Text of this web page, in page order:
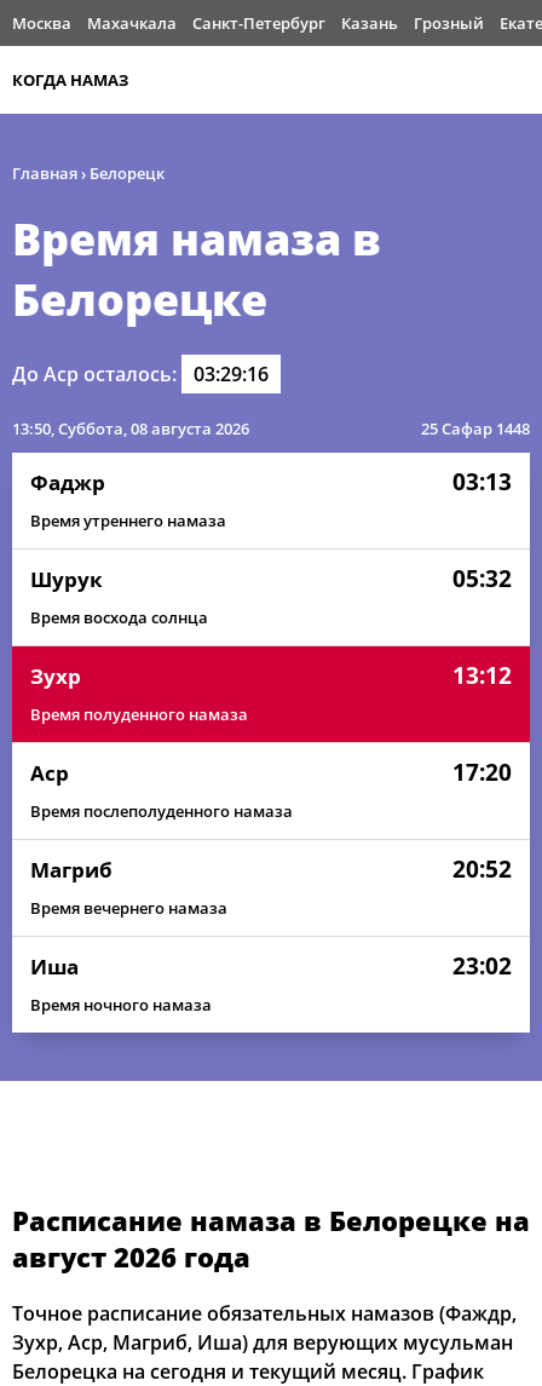
Москва Махачкала Санкт-Петербург Казань Грозный
КОГДА НАМАЗ
Главная› Белорецк
Время намаза в
Белорецке
До Аср осталось: 03:29:16
13:50, Суббота, 08 августа 2026 25 Сафар 1448
Фаджр 03:13
Время утреннего намаза
Шурук 05:32
Время восхода солнца
Зухр 13:12
Время полуденного намаза
Аср 17:20
Время послеполуденного намаза
Магриб 20:52
Время вечернего намаза
Иша 23:02
Время ночного намаза
Расписание намаза в Белорецке на
август 2026 года
Точное расписание обязательных намазов (Фаждр,
Зухр, Аср, Магриб, Иша) для верующих мусульман
Белорецка на сегодня и текущий месяц. График